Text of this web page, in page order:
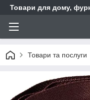
Товари для дому,
Товари та послуги